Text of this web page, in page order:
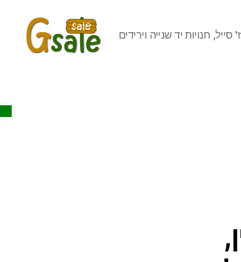
Open toolbar
סייל, חנויות יד שנייה וירידים